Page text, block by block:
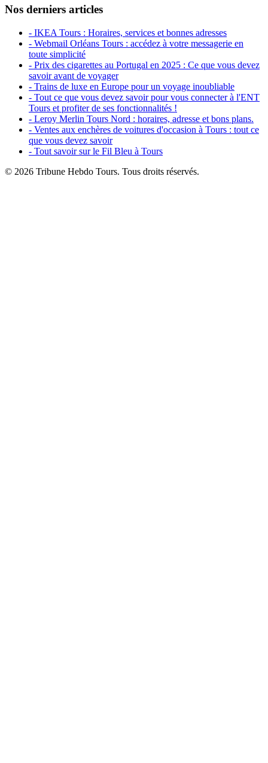
Nos derniers articles
- IKEA Tours : Horaires, services et bonnes adresses
- Webmail Orléans Tours : accédez à votre messagerie en
toute simplicité
- Prix des cigarettes au Portugal en 2025 : Ce que vous devez
savoir avant de voyager
- Trains de luxe en Europe pour un voyage inoubliable
- Tout ce que vous devez savoir pour vous connecter à l'ENT
Tours et profiter de ses fonctionnalités !
- Leroy Merlin Tours Nord : horaires, adresse et bons plans.
- Ventes aux enchères de voitures d'occasion à Tours : tout ce
que vous devez savoir
- Tout savoir sur le Fil Bleu à Tours
© 2026 Tribune Hebdo Tours. Tous droits réservés.